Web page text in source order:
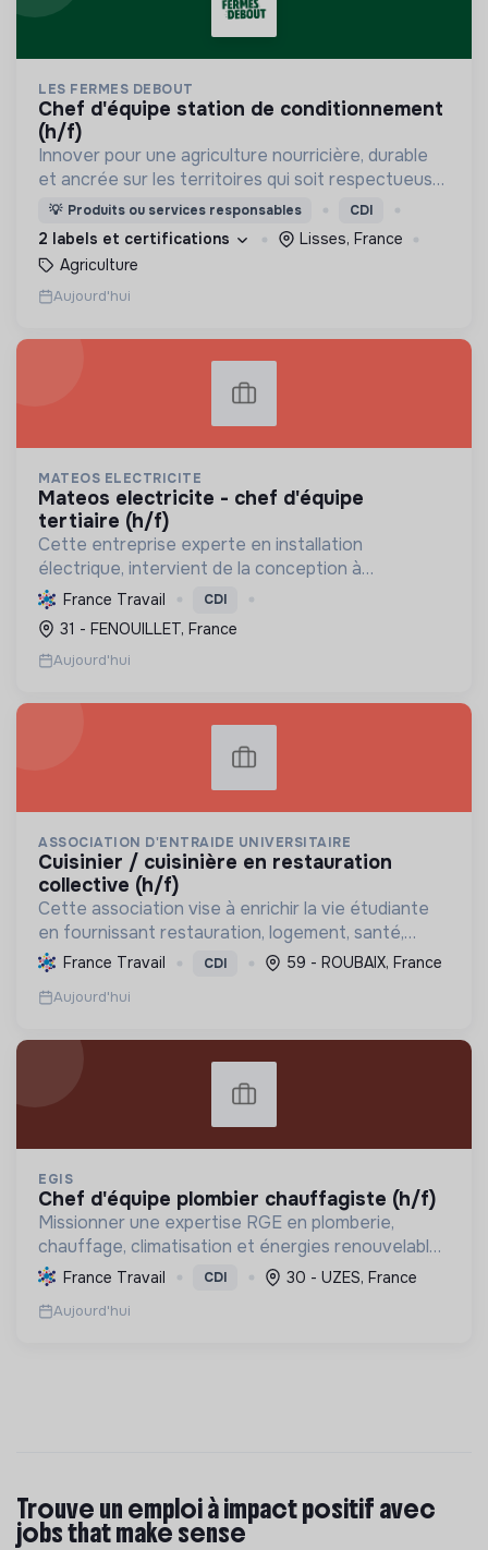
LES FERMES DEBOUT
chef d'équipe station de conditionnement
(h/f)
Innover pour une agriculture nourricière, durable
et ancrée sur les territoires qui soit respectueuse
de l'humain et des écosystèmes
💡 Produits ou services responsables CDI
2 labels et certifications
Lisses, France
Agriculture
Aujourd'hui
MATEOS ELECTRICITE
mateos electricite - chef d'équipe
tertiaire (h/f)
Cette entreprise experte en installation
électrique, intervient de la conception à
l'exploitation, notamment pour les centrales
photovoltaïques. Elle contribue à la transition
écologique avec son Labe...
France Travail CDI
31 - FENOUILLET, France
Aujourd'hui
ASSOCIATION D'ENTRAIDE UNIVERSITAIRE
cuisinier / cuisinière en restauration
collective (h/f)
Cette association vise à enrichir la vie étudiante
en fournissant restauration, logement, santé,
soutien social et sport, favorisant ainsi le bien-
être et le succès des jeunes.
France Travail CDI 59 - ROUBAIX, France
Aujourd'hui
EGIS
chef d'équipe plombier chauffagiste (h/f)
Missionner une expertise RGE en plomberie,
chauffage, climatisation et énergies renouvelables
pour les particuliers, professionnels et
énergétique et l'effica...
France Travail CDI 30 - UZES, France
Aujourd'hui
Trouve un emploi à impact positif avec
jobs that make sense